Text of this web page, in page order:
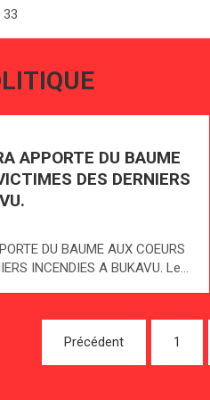
33
APPORTE DU BAUME
DES DERNIERS
DU BAUME AUX COEURS
INCENDIES A BUKAVU. Le…
Précédent 1